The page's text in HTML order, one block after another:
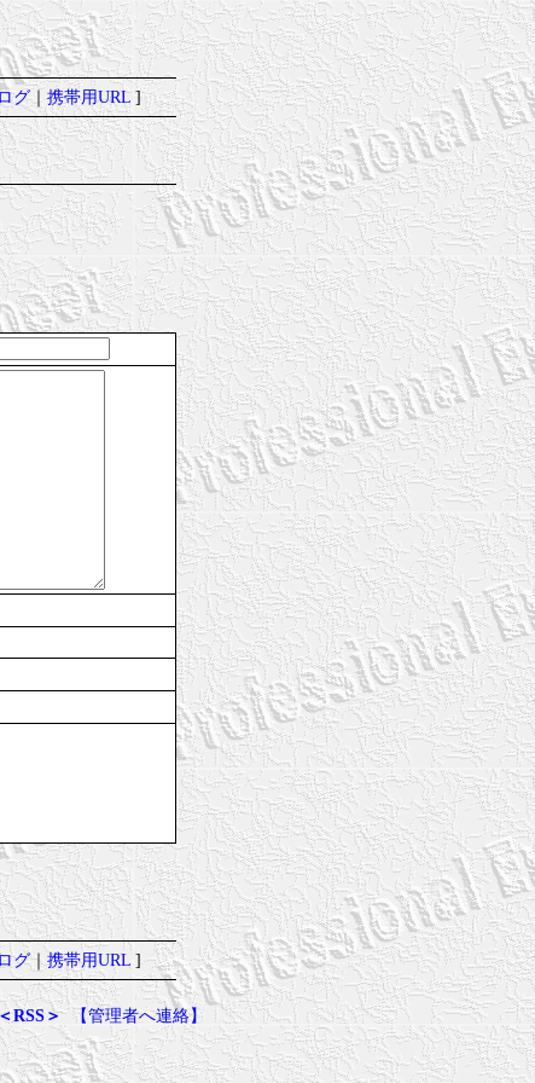
グ｜携帯用URL]
グ｜携帯用URL]
RSS＞ 【管理者へ連絡】